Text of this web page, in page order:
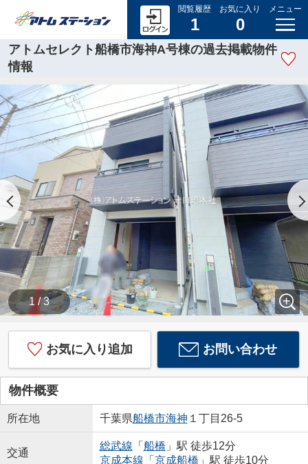
閲覧履歴
1
お気に入り
0
メニュー
アトムセレクト船橋市海神A号棟の過去掲載物件
情報
1 / 3
お気に入り追加 お問い合わせ
物件概要
所在地 千葉県船橋市海神 １丁目26-5
交通
総武線 「 船橋 」駅 徒歩12分
京成本線 「 京成船橋 」駅 徒歩10分